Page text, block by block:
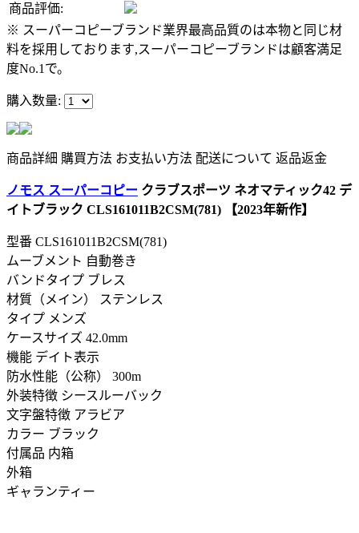
商品評価:
※ スーパーコピーブランド業界最高品質のは本物と同じ材
料を採用しております,スーパーコピーブランドは顧客満足
度No.1で。
購入数量:
商品詳細 購買方法 お支払い方法 配送について 返品返金
ノモス スーパーコピー クラブスポーツ ネオマティック42 デ
イトブラック CLS161011B2CSM(781) 【2023年新作】
型番 CLS161011B2CSM(781)
ムーブメント 自動巻き
バンドタイプ ブレス
材質（メイン） ステンレス
タイプ メンズ
ケースサイズ 42.0mm
機能 デイト表示
防水性能（公称） 300m
外装特徴 シースルーバック
文字盤特徴 アラビア
カラー ブラック
付属品 内箱
外箱
ギャランティー